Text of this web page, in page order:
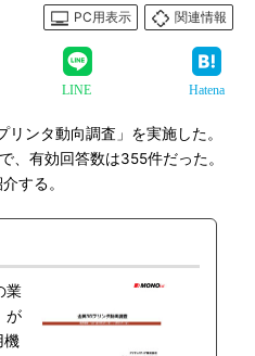
PC用表示
関連情報
LINE Hatena
ンタ動向調査」を実施した。
、有効回答数は355件だった。
する。
業
が
機